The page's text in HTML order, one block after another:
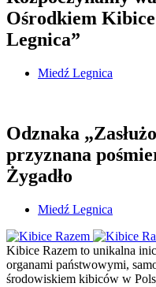
Ośrodkiem
Legnica”
Miedź Legnica
Odznaka
przyznana
Żygadło
Miedź Legnica
Kibice Razem to unikalna
organami państwowymi,
środowiskiem kibiców w